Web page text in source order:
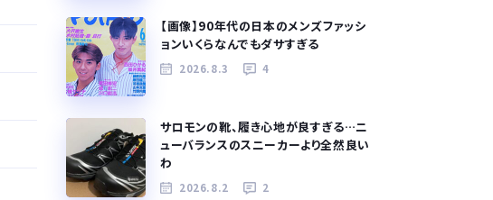
【画像】90年代の日本のメンズファッシ
ョンいくらなんでもダサすぎる
2026.8.3 4
サロモンの靴、履き心地が良すぎる…ニ
ューバランスのスニーカーより全然良い
わ
2026.8.2 2